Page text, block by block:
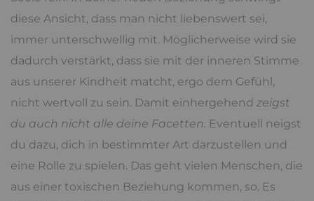
diese Ansicht, dass man nicht liebenswert sei,
immer unterschwellig mit. Möglicherweise wird sie
dadurch verstärkt, dass sie mit der inneren Stimme
aus unserer Kindheit matcht, ergo dem Gefühl,
nicht wertvoll zu sein. Damit einhergehend zeigst
du auch nicht alle deine Facetten. Eventuell neigst
du dazu, dich in bestimmter Art darzustellen und
eine Rolle zu spielen. Das geht vielen Menschen, die
aus einer toxischen Beziehung kommen, so. Es